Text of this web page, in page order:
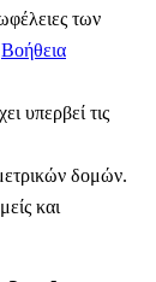
των
Βοήθεια
υπερβεί τις
δομών.
και